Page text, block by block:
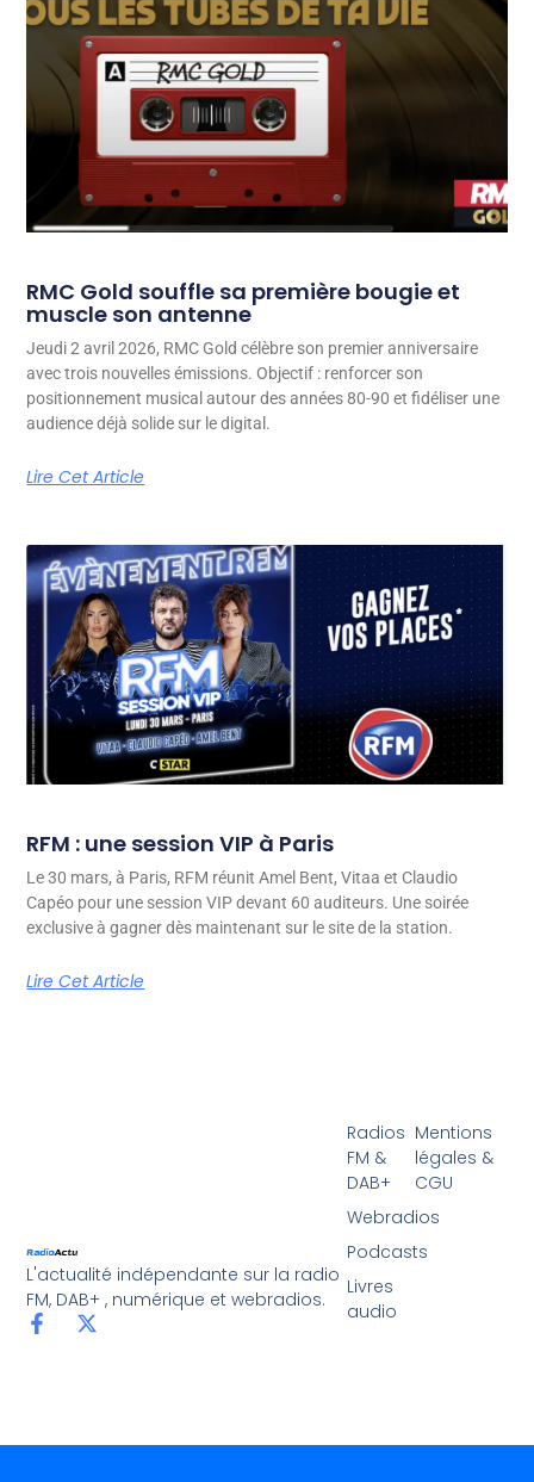
RMC Gold souffle sa première bougie et
muscle son antenne
Jeudi 2 avril 2026, RMC Gold célèbre son premier anniversaire
avec trois nouvelles émissions. Objectif : renforcer son
positionnement musical autour des années 80-90 et fidéliser une
audience déjà solide sur le digital.
Lire Cet Article
RFM : une session VIP à Paris
Le 30 mars, à Paris, RFM réunit Amel Bent, Vitaa et Claudio
Capéo pour une session VIP devant 60 auditeurs. Une soirée
exclusive à gagner dès maintenant sur le site de la station.
Lire Cet Article
L'actualité indépendante sur la radio
FM, DAB+ , numérique et webradios.
Radios
FM &
DAB+
Webradios
Podcasts
Livres
audio
Mentions
légales &
CGU